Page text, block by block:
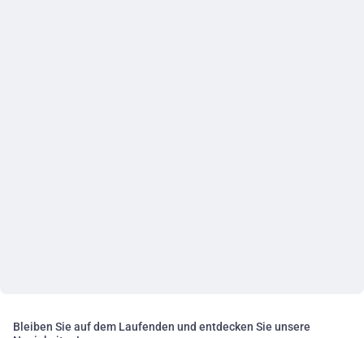
Bleiben Sie auf dem Laufenden und entdecken Sie unsere